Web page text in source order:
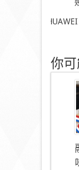
你